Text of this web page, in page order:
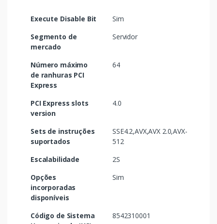
Execute Disable Bit
Sim
Segmento de
mercado
Servidor
Número máximo
de ranhuras PCI
Express
64
PCI Express slots
version
4.0
Sets de instruções
suportados
SSE4.2,AVX,AVX 2.0,AVX-
512
Escalabilidade
2S
Opções
incorporadas
disponíveis
Sim
Código de Sistema
8542310001